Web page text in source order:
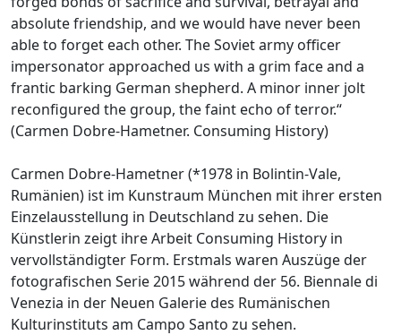
absolute friendship, and we would have never been
able to forget each other. The Soviet army officer
impersonator approached us with a grim face and a
frantic barking German shepherd. A minor inner jolt
reconfigured the group, the faint echo of terror.“
(Carmen Dobre-Hametner. Consuming History)
Carmen Dobre-Hametner (*1978 in Bolintin-Vale,
Rumänien) ist im Kunstraum München mit ihrer ersten
Einzelausstellung in Deutschland zu sehen. Die
Künstlerin zeigt ihre Arbeit Consuming History in
vervollständigter Form. Erstmals waren Auszüge der
fotografischen Serie 2015 während der 56. Biennale di
Venezia in der Neuen Galerie des Rumänischen
Kulturinstituts am Campo Santo zu sehen.